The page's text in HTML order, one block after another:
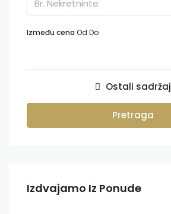
Između cena Od Do
Ostali sadržaj
Pretraga
Izdvajamo Iz Ponude